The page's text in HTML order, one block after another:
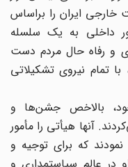
ایران را براساس
داخلی به یک سلسله
و رفاه حال مردم دست
تمام نیروی تشکیلاتی
بالاخص جشن‌ها و
آنها هیأتی را مأمور
که برای توجیه و